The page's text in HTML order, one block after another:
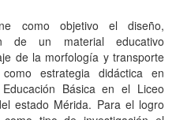
como objetivo el diseño,
de un material educativo
de la morfología y transporte
estrategia didáctica en
Básica en el Liceo
estado Mérida. Para el logro